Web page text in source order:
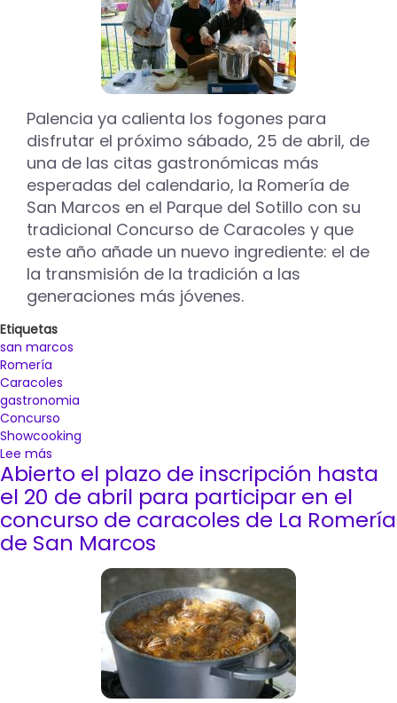
del
Concurso
de
Elaboración
de
Caracoles
de
la
Romería
de
San
Palencia ya calienta los fogones para
disfrutar el próximo sábado, 25 de abril, de
una de las citas gastronómicas más
esperadas del calendario, la Romería de
San Marcos en el Parque del Sotillo con su
tradicional Concurso de Caracoles y que
este año añade un nuevo ingrediente: el de
la transmisión de la tradición a las
generaciones más jóvenes.
Etiquetas
san marcos
Romería
Caracoles
gastronomia
Concurso
Showcooking
Lee más
Diez
cocineros
competirán
este
25
Concurso
Caracoles
Abierto el plazo de inscripción hasta
el 20 de abril para participar en el
concurso de caracoles de La Romería
de San Marcos